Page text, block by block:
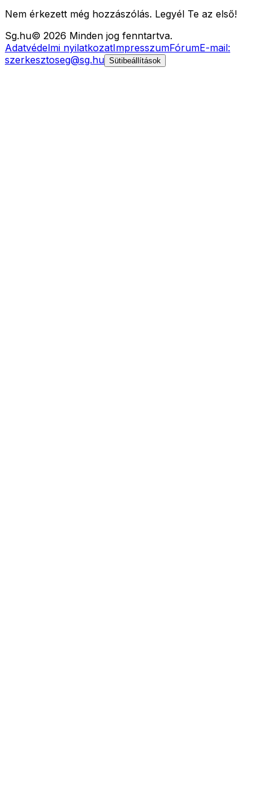
Nem érkezett még hozzászólás. Legyél Te az első!
Sg.hu© 2026 Minden jog fenntartva.
Adatvédelmi nyilatkozatImpresszumFórumE-mail:
szerkesztoseg@sg.hu Sütibeállítások